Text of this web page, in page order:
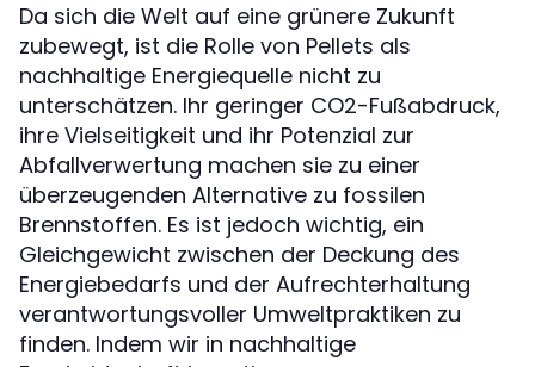
Da sich die Welt auf eine grünere Zukunft
zubewegt, ist die Rolle von Pellets als
nachhaltige Energiequelle nicht zu
unterschätzen. Ihr geringer CO2-Fußabdruck,
ihre Vielseitigkeit und ihr Potenzial zur
Abfallverwertung machen sie zu einer
überzeugenden Alternative zu fossilen
Brennstoffen. Es ist jedoch wichtig, ein
Gleichgewicht zwischen der Deckung des
Energiebedarfs und der Aufrechterhaltung
verantwortungsvoller Umweltpraktiken zu
finden. Indem wir in nachhaltige